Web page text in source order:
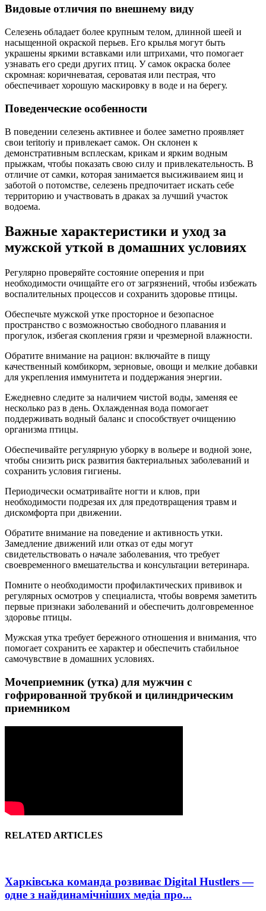
Видовые отличия по внешнему виду
Селезень обладает более крупным телом, длинной шеей и
насыщенной окраской перьев. Его крылья могут быть
украшены яркими вставками или штрихами, что помогает
узнавать его среди других птиц. У самок окраска более
скромная: коричневатая, сероватая или пестрая, что
обеспечивает хорошую маскировку в воде и на берегу.
Поведенческие особенности
В поведении селезень активнее и более заметно проявляет
свои teritoriy и привлекает самок. Он склонен к
демонстративным всплескам, крикам и ярким водным
прыжкам, чтобы показать свою силу и привлекательность. В
отличие от самки, которая занимается высиживаием яиц и
заботой о потомстве, селезень предпочитает искать себе
территорию и участвовать в драках за лучший участок
водоема.
Важные характеристики и уход за
мужской уткой в домашних условиях
Регулярно проверяйте состояние оперения и при
необходимости очищайте его от загрязнений, чтобы избежать
воспалительных процессов и сохранить здоровье птицы.
Обеспечьте мужской утке просторное и безопасное
пространство с возможностью свободного плавания и
прогулок, избегая скопления грязи и чрезмерной влажности.
Обратите внимание на рацион: включайте в пищу
качественный комбикорм, зерновые, овощи и мелкие добавки
для укрепления иммунитета и поддержания энергии.
Ежедневно следите за наличием чистой воды, заменяя ее
несколько раз в день. Охлажденная вода помогает
поддерживать водный баланс и способствует очищению
организма птицы.
Обеспечивайте регулярную уборку в вольере и водной зоне,
чтобы снизить риск развития бактериальных заболеваний и
сохранить условия гигиены.
Периодически осматривайте ногти и клюв, при
необходимости подрезая их для предотвращения травм и
дискомфорта при движении.
Обратите внимание на поведение и активность утки.
Замедление движений или отказ от еды могут
свидетельствовать о начале заболевания, что требует
своевременного вмешательства и консультации ветеринара.
Помните о необходимости профилактических прививок и
регулярных осмотров у специалиста, чтобы вовремя заметить
первые признаки заболеваний и обеспечить долговременное
здоровье птицы.
Мужская утка требует бережного отношения и внимания, что
помогает сохранить ее характер и обеспечить стабильное
самочувствие в домашних условиях.
Мочеприемник (утка) для мужчин с
гофрированной трубкой и цилиндрическим
приемником
RELATED ARTICLES
Харківська команда розвиває Digital Hustlers —
одне з найдинамічніших медіа про...